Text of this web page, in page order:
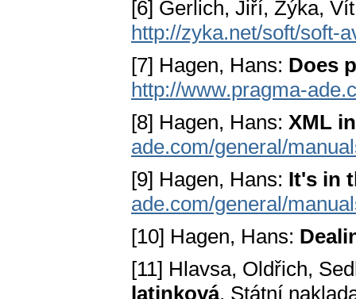
[6] Gerlich, Jiří, Zýka,
http://zyka.net/soft/soft-
[7] Hagen, Hans: Does
http://www.pragma-
[8] Hagen, Hans: XML
ade.com/general/
[9] Hagen, Hans: It's in
ade.com/general/
[10] Hagen, Hans:
[11] Hlavsa, Oldřich,
latinková. Státní